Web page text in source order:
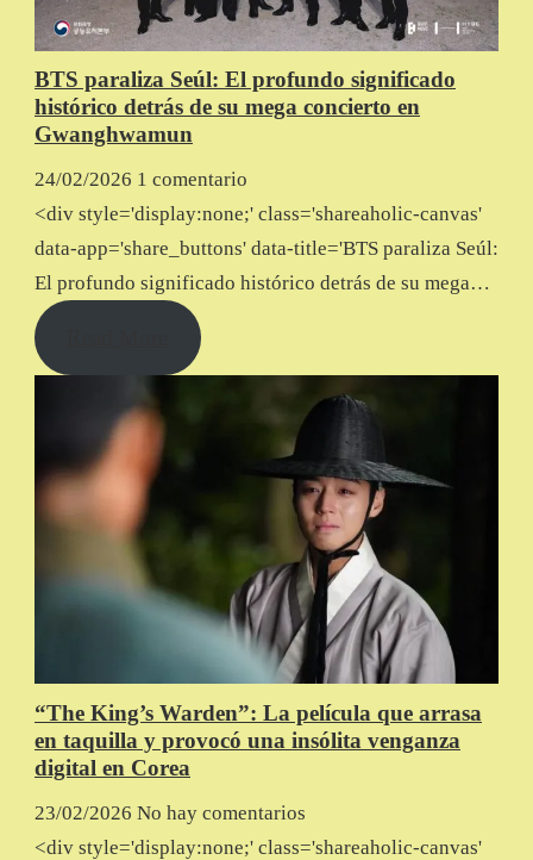
BTS paraliza Seúl: El profundo significado
histórico detrás de su mega concierto en
Gwanghwamun
24/02/2026 1 comentario
<div style='display:none;' class='shareaholic-canvas'
data-app='share_buttons' data-title='BTS paraliza Seúl:
El profundo significado histórico detrás de su mega…
“The King’s Warden”: La película que arrasa
en taquilla y provocó una insólita venganza
digital en Corea
23/02/2026 No hay comentarios
<div style='display:none;' class='shareaholic-canvas'